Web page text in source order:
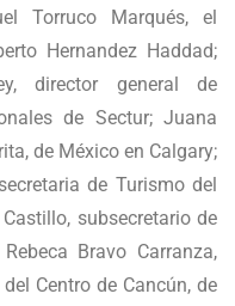
Torruco Marqués, el
Hernandez Haddad;
director general de
de Sectur; Juana
de México en Calgary;
de Turismo del
subsecretario de
Bravo Carranza,
Centro de Cancún, de